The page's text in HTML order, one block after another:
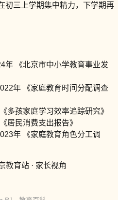
初三上学期集中精力，下学期再
年 《北京市中小学教育事业发
年 《家庭教育时间分配调查
多孩家庭学习效率追踪研究》
居民消费支出报告》
年 《家庭教育角色分工调
教育站 · 家长视角